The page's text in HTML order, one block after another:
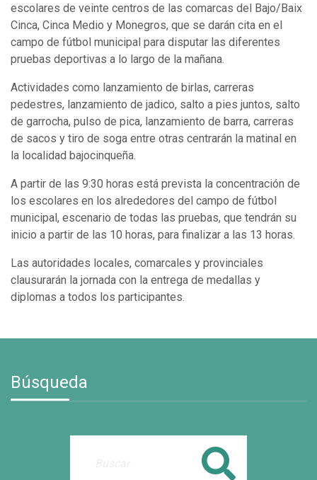
escolares de veinte centros de las comarcas del Bajo/Baix
Cinca, Cinca Medio y Monegros, que se darán cita en el
campo de fútbol municipal para disputar las diferentes
pruebas deportivas a lo largo de la mañana.
Actividades como lanzamiento de birlas, carreras
pedestres, lanzamiento de jadico, salto a pies juntos, salto
de garrocha, pulso de pica, lanzamiento de barra, carreras
de sacos y tiro de soga entre otras centrarán la matinal en
la localidad bajocinqueña.
A partir de las 9:30 horas está prevista la concentración de
los escolares en los alrededores del campo de fútbol
municipal, escenario de todas las pruebas, que tendrán su
inicio a partir de las 10 horas, para finalizar a las 13 horas.
Las autoridades locales, comarcales y provinciales
clausurarán la jornada con la entrega de medallas y
diplomas a todos los participantes.
Búsqueda
Buscar